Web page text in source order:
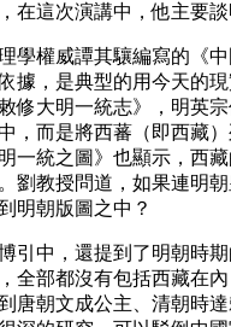
在這次演講中，他主要談
學權威譚其驤編寫的《
據，是典型的用今天的
修大明一統志》，明英
，而是將西蕃（即西藏
一統之圖》也顯示，西
劉教授問道，如果連明
明朝版圖之中？
引中，還提到了明朝時
全部都沒有包括西藏在
唐朝文成公主、清朝時